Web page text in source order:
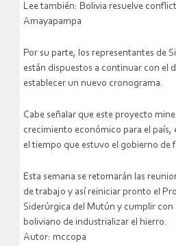
Lee también: Bolivia resuelve
Amayapampa
Por su parte, los representantes de
están dispuestos a continuar con el
establecer un nuevo cronograma.
Cabe señalar que este proyecto
crecimiento económico para el
el tiempo que estuvo el gobierno de
Esta semana se retomarán las
de trabajo y así reiniciar pronto el
Siderúrgica del Mutún y cumplir con
boliviano de industrializar el hierro.
Autor: mccopa